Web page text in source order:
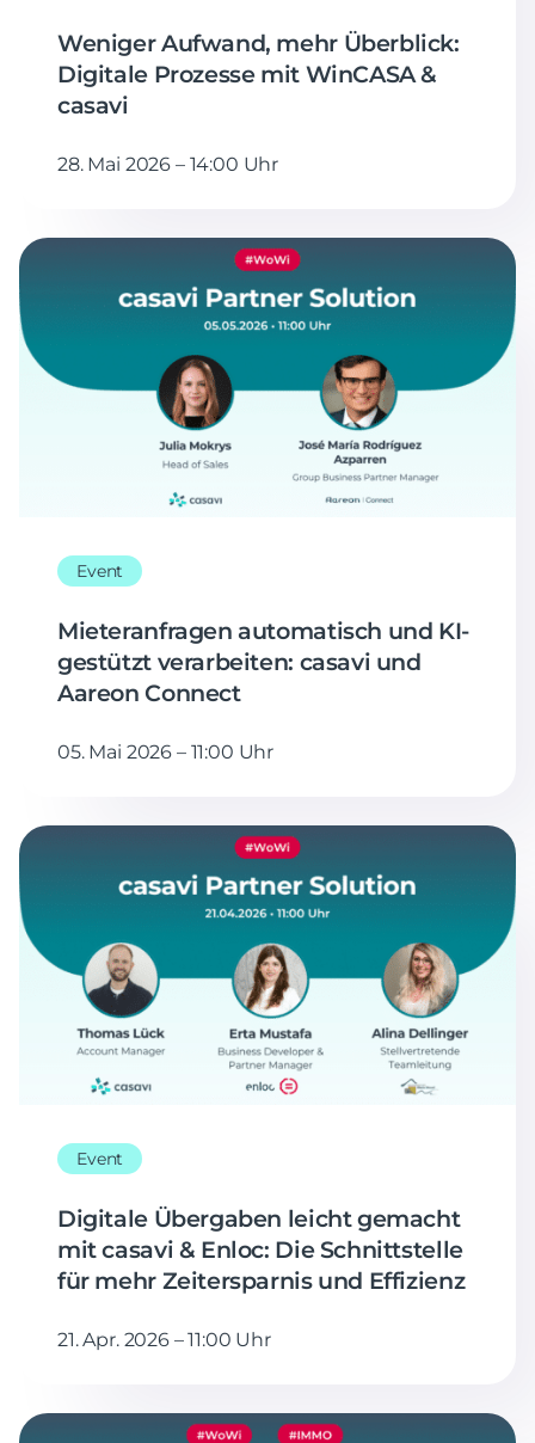
Weniger Aufwand, mehr Überblick:
Digitale Prozesse mit WinCASA &
casavi
28. Mai 2026 – 14:00 Uhr
Event
Mieteranfragen automatisch und KI-
gestützt verarbeiten: casavi und
Aareon Connect
05. Mai 2026 – 11:00 Uhr
Event
Digitale Übergaben leicht gemacht
mit casavi & Enloc: Die Schnittstelle
für mehr Zeitersparnis und Effizienz
21. Apr. 2026 – 11:00 Uhr